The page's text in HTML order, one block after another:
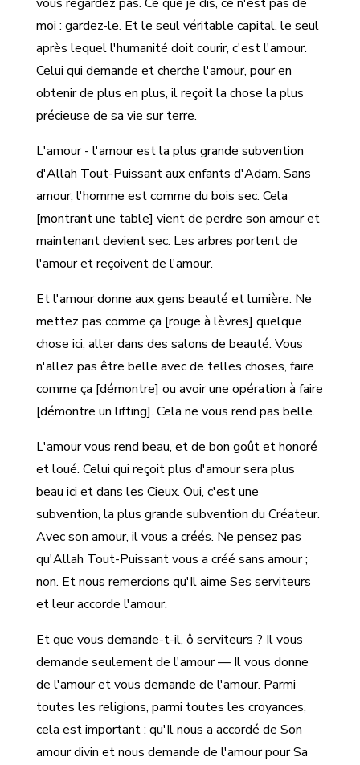
moi : gardez-le. Et le seul véritable capital, le seul
après lequel l'humanité doit courir, c'est l'amour.
Celui qui demande et cherche l'amour, pour en
obtenir de plus en plus, il reçoit la chose la plus
précieuse de sa vie sur terre.
L'amour - l'amour est la plus grande subvention
d'Allah Tout-Puissant aux enfants d'Adam. Sans
amour, l'homme est comme du bois sec. Cela
[montrant une table] vient de perdre son amour et
maintenant devient sec. Les arbres portent de
l'amour et reçoivent de l'amour.
Et l'amour donne aux gens beauté et lumière. Ne
mettez pas comme ça [rouge à lèvres] quelque
chose ici, aller dans des salons de beauté. Vous
n'allez pas être belle avec de telles choses, faire
comme ça [démontre] ou avoir une opération à faire
[démontre un lifting]. Cela ne vous rend pas belle.
L'amour vous rend beau, et de bon goût et honoré
et loué. Celui qui reçoit plus d'amour sera plus
beau ici et dans les Cieux. Oui, c'est une
subvention, la plus grande subvention du Créateur.
Avec son amour, il vous a créés. Ne pensez pas
qu'Allah Tout-Puissant vous a créé sans amour ;
non. Et nous remercions qu'Il aime Ses serviteurs
et leur accorde l'amour.
Et que vous demande-t-il, ô serviteurs ? Il vous
demande seulement de l'amour — Il vous donne
de l'amour et vous demande de l'amour. Parmi
toutes les religions, parmi toutes les croyances,
cela est important : qu'Il nous a accordé de Son
amour divin et nous demande de l'amour pour Sa